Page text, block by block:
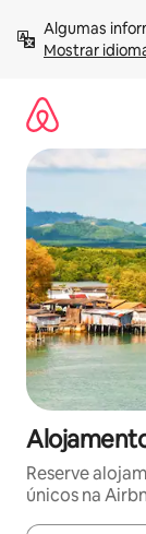
para
Mostrar
Reserve
únicos na